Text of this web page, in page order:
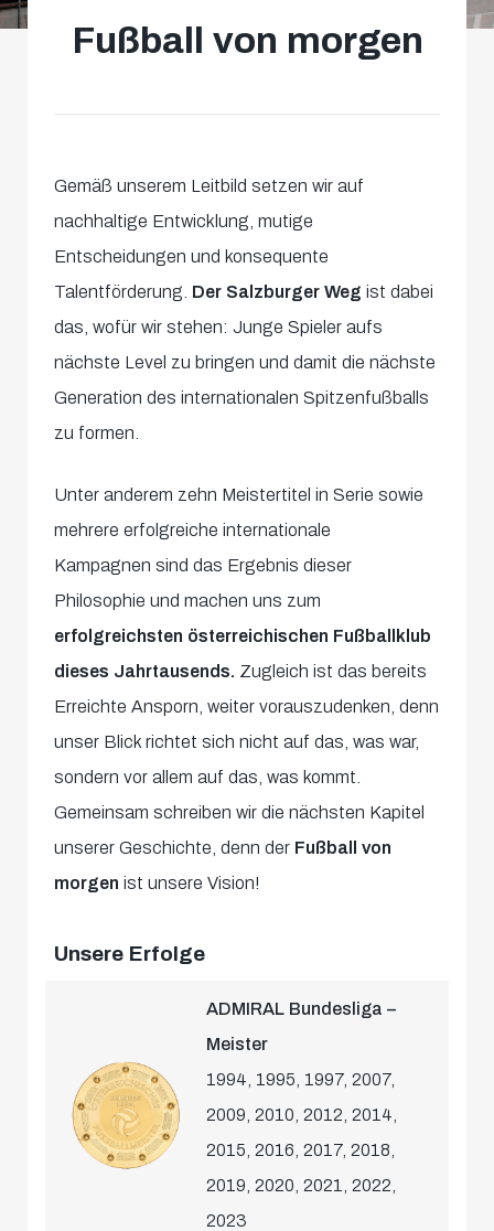
Fußball von morgen
Gemäß unserem Leitbild setzen wir auf
nachhaltige Entwicklung, mutige
Entscheidungen und konsequente
Talentförderung. Der Salzburger Weg ist dabei
das, wofür wir stehen: Junge Spieler aufs
nächste Level zu bringen und damit die nächste
Generation des internationalen Spitzenfußballs
zu formen.
Unter anderem zehn Meistertitel in Serie sowie
mehrere erfolgreiche internationale
Kampagnen sind das Ergebnis dieser
Philosophie und machen uns zum
erfolgreichsten österreichischen Fußballklub
dieses Jahrtausends. Zugleich ist das bereits
Erreichte Ansporn, weiter vorauszudenken, denn
unser Blick richtet sich nicht auf das, was war,
sondern vor allem auf das, was kommt.
Gemeinsam schreiben wir die nächsten Kapitel
unserer Geschichte, denn der Fußball von
morgen ist unsere Vision!
Unsere Erfolge
ADMIRAL Bundesliga –
Meister
1994, 1995, 1997, 2007,
2009, 2010, 2012, 2014,
2015, 2016, 2017, 2018,
2019, 2020, 2021, 2022,
2023